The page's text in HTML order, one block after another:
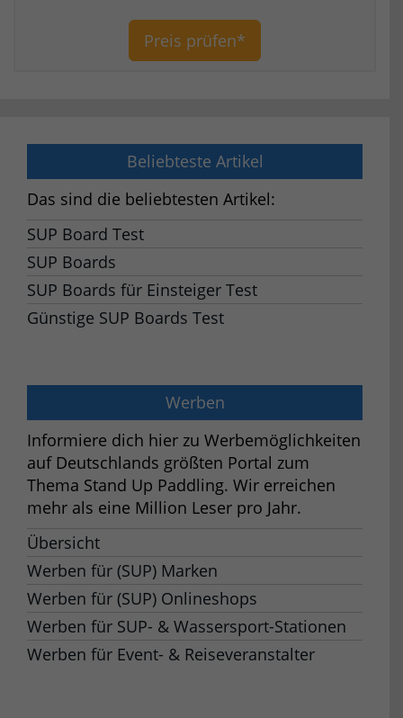
Preis prüfen*
Beliebteste Artikel
Das sind die beliebtesten Artikel:
SUP Board Test
SUP Boards
SUP Boards für Einsteiger Test
Günstige SUP Boards Test
Werben
Informiere dich hier zu Werbemöglichkeiten
auf Deutschlands größten Portal zum
Thema Stand Up Paddling. Wir erreichen
mehr als eine Million Leser pro Jahr.
Übersicht
Werben für (SUP) Marken
Werben für (SUP) Onlineshops
Werben für SUP- & Wassersport-Stationen
Werben für Event- & Reiseveranstalter